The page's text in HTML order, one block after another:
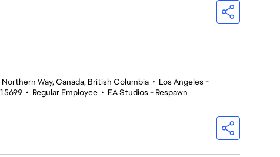
Way, Canada, British Columbia • Los Angeles -
• Regular Employee • EA Studios - Respawn